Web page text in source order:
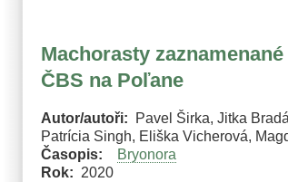
Machorasty
ČBS na Poľane
Autor/autoři
Pavel Širka, Jitka
Patrícia Singh, Eliška Vicherová,
Časopis
Bryonora
Rok
2020